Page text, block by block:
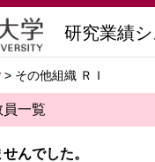
研究業績
> その他組織 ＲＩ
員一覧
んでした。